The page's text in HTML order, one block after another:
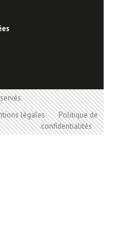
légales
Politique de
confidentialités